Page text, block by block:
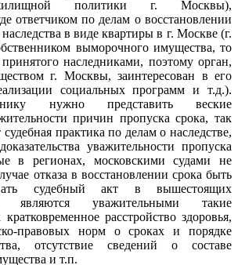
политики г. Москвы),
ответчиком по делам о восстановлении
в виде квартиры в г. Москве (г.
выморочного имущества, то
наследниками, поэтому орган,
г. Москвы, заинтересован в его
социальных программ и т.д.).
нужно представить веские
причин пропуска срока, так
практика по делам о наследстве,
уважительности пропуска
в регионах, московскими судами не
отказа в восстановлении срока быть
судебный акт в вышестоящих
являются уважительными такие
кратковременное расстройство здоровья,
правовых норм о сроках и порядке
отсутствие сведений о составе
и т.п.